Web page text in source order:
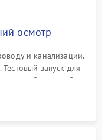
осмотр
и канализации.
запуск для
или сбоев в работе